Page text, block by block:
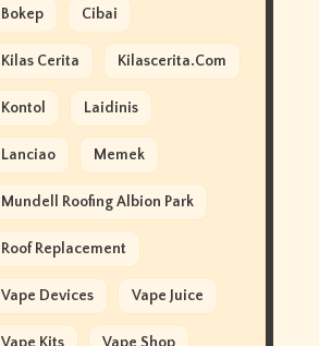
Bokep Cibai
Kilas Cerita Kilascerita.com
Kontol Laidinis
Lanciao Memek
Mundell Roofing Albion Park
Roof Replacement
Vape Devices Vape Juice